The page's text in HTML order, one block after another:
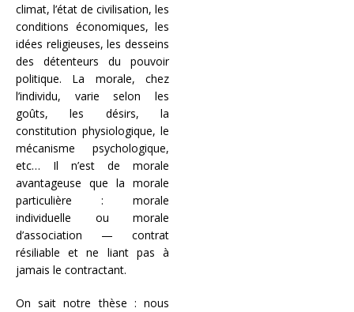
climat, l’état de civilisation, les
conditions économiques, les
idées religieuses, les desseins
des détenteurs du pouvoir
politique. La morale, chez
l’individu, varie selon les
goûts, les désirs, la
constitution physiologique, le
mécanisme psychologique,
etc… Il n’est de morale
avantageuse que la morale
particulière : morale
individuelle ou morale
d’association — contrat
résiliable et ne liant pas à
jamais le contractant.
On sait notre thèse : nous